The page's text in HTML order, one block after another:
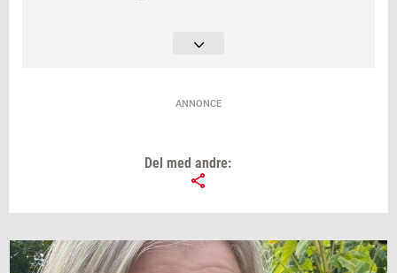
ANNONCE
Del med andre: